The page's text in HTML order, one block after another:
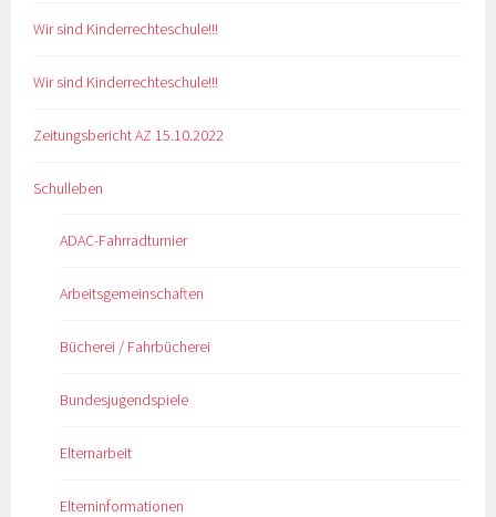
Wir sind Kinderrechteschule!!!
Wir sind Kinderrechteschule!!!
Zeitungsbericht AZ 15.10.2022
Schulleben
ADAC-Fahrradturnier
Arbeitsgemeinschaften
Bücherei / Fahrbücherei
Bundesjugendspiele
Elternarbeit
Elterninformationen